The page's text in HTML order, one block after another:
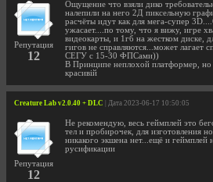
Репутация
12
Ощущение что взяли дико
налепили на него 2Д пиксельную
расчёты идут как для мега-супер
ужасает....по тому, что я вижу, игре
видеокарты, и 1гб на жестком диске,
гигов не справляются...может лагает
СЕГУ с 15-30 ФПСами))
В Принципе неплохой платформер,
красивій
Creature Lab v2.0.40 + DLC | Дата 2023-06-17 10:50:05
Репутация
12
Не рекомендую, весь геймплей это
тел и пробирочек, для изготовления
никакого экшена нет...ещё и геймплей
русификации